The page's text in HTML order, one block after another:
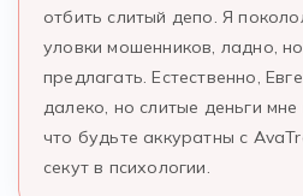
отбить слитый депо. Я
уловки мошенников, ладно,
предлагать. Естественно,
далеко, но слитые деньги
что будьте аккуратны с
секут в психологии.